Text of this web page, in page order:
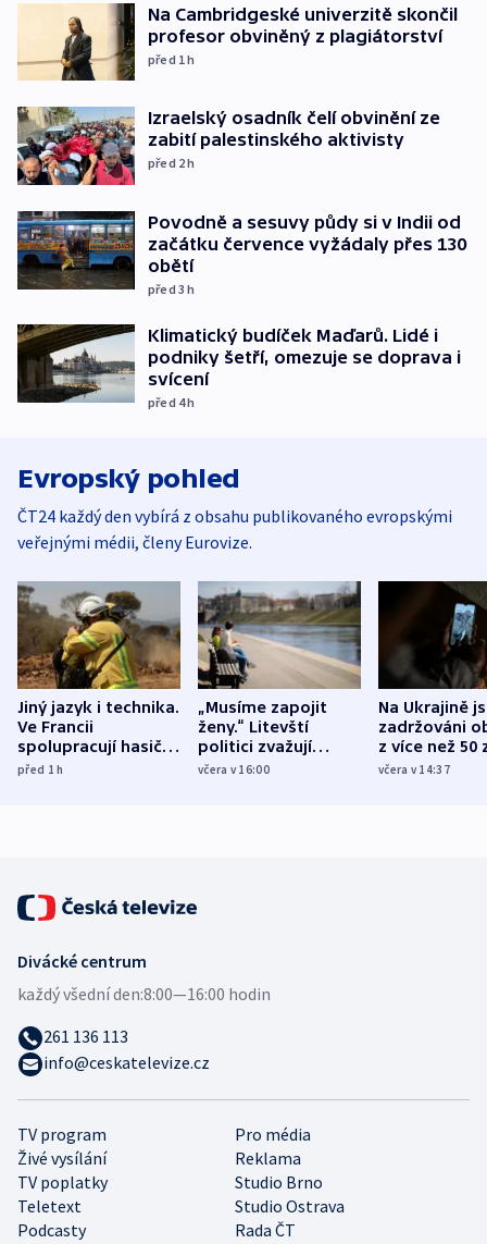
Na Cambridgeské univerzitě skončil
profesor obviněný z plagiátorství
před 1h
Izraelský osadník čelí obvinění ze
zabití palestinského aktivisty
před 2h
Povodně a sesuvy půdy si v Indii od
začátku července vyžádaly přes 130
obětí
před 3h
Klimatický budíček Maďarů. Lidé i
podniky šetří, omezuje se doprava i
svícení
před 4h
Evropský pohled
ČT24 každý den vybírá z obsahu publikovaného evropskými
veřejnými médii, členy Eurovize.
Jiný jazyk i technika.
Ve Francii
spolupracují hasiči z
různých zemí
před 1h
„Musíme zapojit
ženy.“ Litevští
politici zvažují
dohodu o
včera v 16:00
Na Ukrajině
zadržováni
z více než 50
Bojovali na
včera v 14:37
TV program
Pro média
Živé vysílání
Reklama
TV poplatky
Studio Brno
Teletext
Studio Ostrava
Podcasty
Rada ČT
Divácké centrum
každý všední den:8:00—16:00 hodin
261 136 113
info@ceskatelevize.cz